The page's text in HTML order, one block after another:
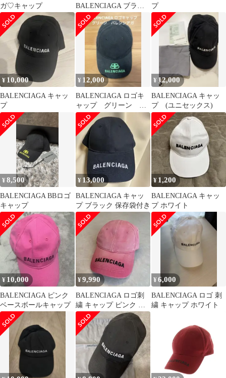
ガ♡キャップ
BALENCIAGA ブラッ
ク ベースボールキャッ
プ
プ
¥ 10,000
BALENCIAGA キャッ
プ
¥ 12,000
BALENCIAGA ロゴキ
ャップ グリーン バ
レンシアガ 最終値下
げ！
¥ 12,000
BALENCIAGA キャッ
プ (ユニセックス)
¥8,500
BALENCIAGA BBロゴ
キャップ
¥ 13,000
BALENCIAGA キャッ
プ ブラック 保存袋付き
¥ 1,200
BALENCIAGA キャッ
プ ホワイト
¥ 10,000
BALENCIAGA ピンク
ベースボールキャップ
¥9,990
BALENCIAGA ロゴ刺
繍 キャップ ピンク バ
レンシアガ 帽子
¥6,000
BALENCIAGA ロゴ 刺
繍 キャップ ホワイト